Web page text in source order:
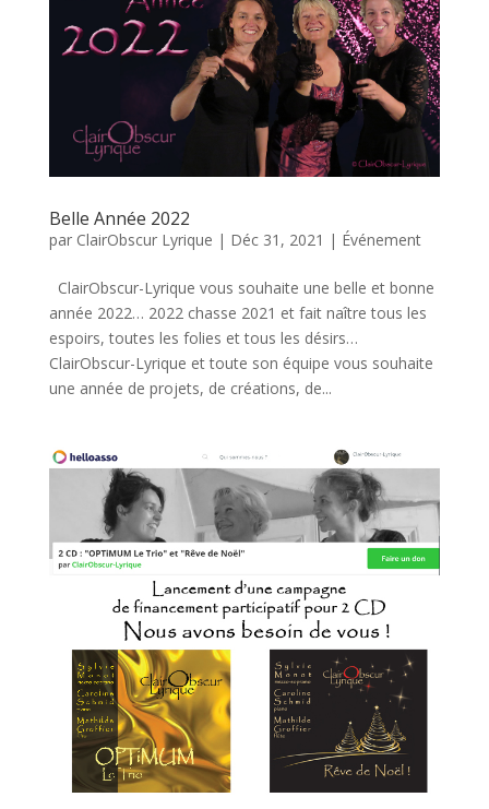
Belle Année 2022
par ClairObscur Lyrique | Déc 31, 2021 | Événement
ClairObscur-Lyrique vous souhaite une belle et bonne
année 2022… 2022 chasse 2021 et fait naître tous les
espoirs, toutes les folies et tous les désirs…
ClairObscur-Lyrique et toute son équipe vous souhaite
une année de projets, de créations, de...